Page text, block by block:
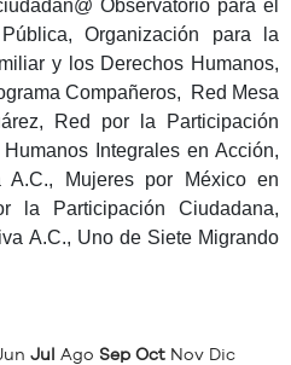
Observatorio para el
Pública,Organización para la
y los Derechos Humanos,
Compañeros, Red Mesa
Red por la Participación
Integrales en Acción,
A.C., Mujeres por México en
Participación Ciudadana,
A.C., Uno de Siete Migrando
Jul Ago Sep Oct Nov Dic